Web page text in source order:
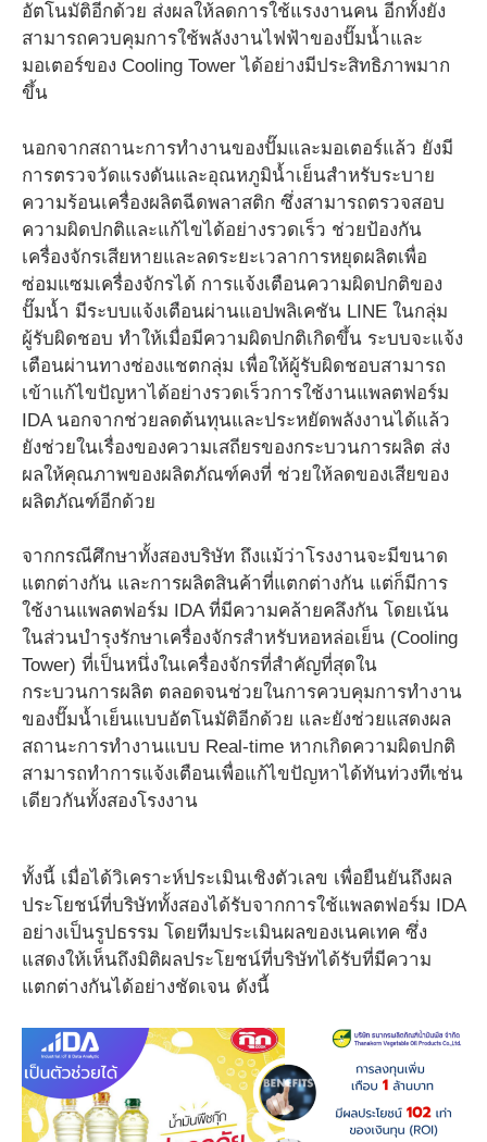
อัตโนมัติอีกด้วย ส่งผลให้ลดการใช้แรงงานคน อีกทั้งยัง
สามารถควบคุมการใช้พลังงานไฟฟ้าของปั๊มน้ำและ
มอเตอร์ของ Cooling Tower ได้อย่างมีประสิทธิภาพมาก
ขึ้น
นอกจากสถานะการทำงานของปั๊มและมอเตอร์แล้ว ยังมี
การตรวจวัดแรงดันและอุณหภูมิน้ำเย็นสำหรับระบาย
ความร้อนเครื่องผลิตฉีดพลาสติก ซึ่งสามารถตรวจสอบ
ความผิดปกติและแก้ไขได้อย่างรวดเร็ว ช่วยป้องกัน
เครื่องจักรเสียหายและลดระยะเวลาการหยุดผลิตเพื่อ
ซ่อมแซมเครื่องจักรได้ การแจ้งเตือนความผิดปกติของ
ปั๊มน้ำ มีระบบแจ้งเตือนผ่านแอปพลิเคชัน LINE ในกลุ่ม
ผู้รับผิดชอบ ทำให้เมื่อมีความผิดปกติเกิดขึ้น ระบบจะแจ้ง
เตือนผ่านทางช่องแชตกลุ่ม เพื่อให้ผู้รับผิดชอบสามารถ
เข้าแก้ไขปัญหาได้อย่างรวดเร็วการใช้งานแพลตฟอร์ม
IDA นอกจากช่วยลดต้นทุนและประหยัดพลังงานได้แล้ว
ยังช่วยในเรื่องของความเสถียรของกระบวนการผลิต ส่ง
ผลให้คุณภาพของผลิตภัณฑ์คงที่ ช่วยให้ลดของเสียของ
ผลิตภัณฑ์อีกด้วย
จากกรณีศึกษาทั้งสองบริษัท ถึงแม้ว่าโรงงานจะมีขนาด
แตกต่างกัน และการผลิตสินค้าที่แตกต่างกัน แต่ก็มีการ
ใช้งานแพลตฟอร์ม IDA ที่มีความคล้ายคลึงกัน โดยเน้น
ในส่วนบำรุงรักษาเครื่องจักรสำหรับหอหล่อเย็น (Cooling
Tower) ที่เป็นหนึ่งในเครื่องจักรที่สำคัญที่สุดใน
กระบวนการผลิต ตลอดจนช่วยในการควบคุมการทำงาน
ของปั๊มน้ำเย็นแบบอัตโนมัติอีกด้วย และยังช่วยแสดงผล
สถานะการทำงานแบบ Real-time หากเกิดความผิดปกติ
สามารถทำการแจ้งเตือนเพื่อแก้ไขปัญหาได้ทันท่วงทีเช่น
เดียวกันทั้งสองโรงงาน
ทั้งนี้ เมื่อได้วิเคราะห์ประเมินเชิงตัวเลข เพื่อยืนยันถึงผล
ประโยชน์ที่บริษัททั้งสองได้รับจากการใช้แพลตฟอร์ม IDA
อย่างเป็นรูปธรรม โดยทีมประเมินผลของเนคเทค ซึ่ง
แสดงให้เห็นถึงมิติผลประโยชน์ที่บริษัทได้รับที่มีความ
แตกต่างกันได้อย่างชัดเจน ดังนี้